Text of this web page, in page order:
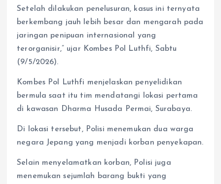
Setelah dilakukan penelusuran, kasus ini ternyata
berkembang jauh lebih besar dan mengarah pada
jaringan penipuan internasional yang
terorganisir,” ujar Kombes Pol Luthfi, Sabtu
(9/5/2026).
Kombes Pol Luthfi menjelaskan penyelidikan
bermula saat itu tim mendatangi lokasi pertama
di kawasan Dharma Husada Permai, Surabaya.
Di lokasi tersebut, Polisi menemukan dua warga
negara Jepang yang menjadi korban penyekapan.
Selain menyelamatkan korban, Polisi juga
menemukan sejumlah barang bukti yang